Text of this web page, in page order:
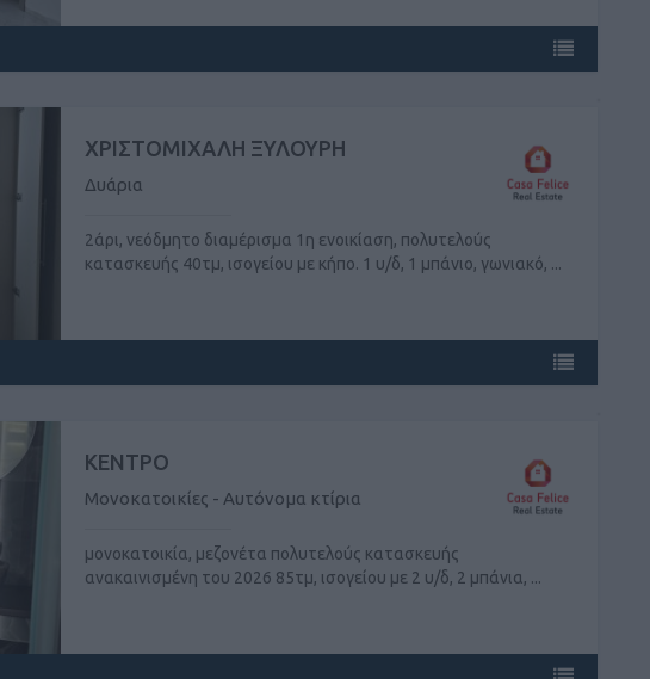
ΧΡΙΣΤΟΜΙΧΑΛΗ ΞΥΛΟΥΡΗ
Δυάρια
2άρι, νεόδμητο διαμέρισμα 1η ενοικίαση, πολυτελούς
κατασκευής 40τμ, ισογείου με κήπο. 1 υ/δ, 1 μπάνιο, γωνιακό, ...
ΚΕΝΤΡΟ
Μονοκατοικίες - Αυτόνομα κτίρια
μονοκατοικία, μεζονέτα πολυτελούς κατασκευής
ανακαινισμένη του 2026 85τμ, ισογείου με 2 υ/δ, 2 μπάνια, ...